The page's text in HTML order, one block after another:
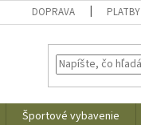
DOPRAVA PLATBY
Športové vybavenie